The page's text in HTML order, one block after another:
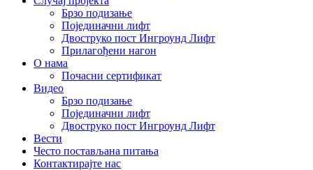
Брзо подизање
Појединачни лифт
Двоструко пост Ингроунд Лифт
Прилагођени нагон
О нама
Почасни сертификат
Видео
Брзо подизање
Појединачни лифт
Двоструко пост Ингроунд Лифт
Вести
Често постављана питања
Контактирајте нас